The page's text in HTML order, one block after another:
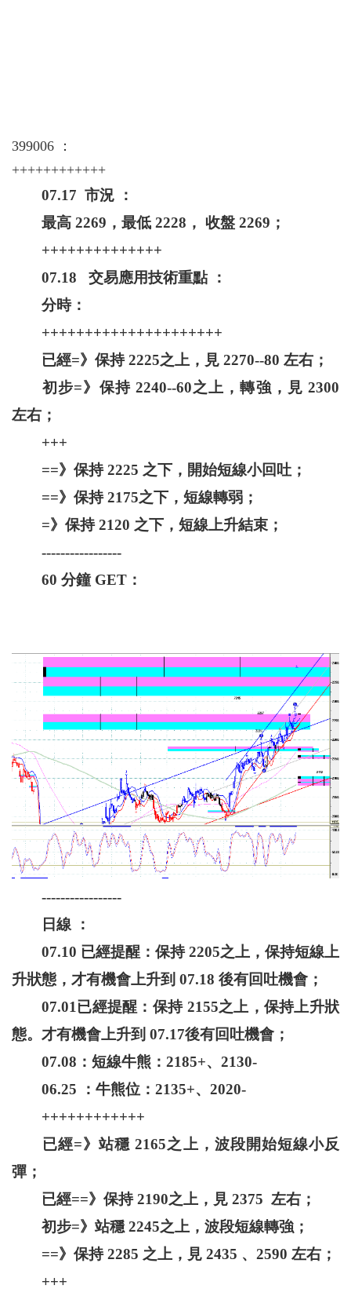
399006 ：
++++++++++++
07.17 市況 ：
最高 2269，最低 2228， 收盤 2269；
++++++++++++++
07.18 交易應用技術重點 ：
分時：
+++++++++++++++++++++
已經=》保持 2225之上，見 2270--80 左右；
初步=》保持 2240--60之上，轉強，見 2300
左右；
+++
==》保持 2225 之下，開始短線小回吐；
==》保持 2175之下，短線轉弱；
=》保持 2120 之下，短線上升結束；
-----------------
60 分鐘 GET：
-----------------
日線 ：
07.10 已經提醒：保持 2205之上，保持短線上
升狀態，才有機會上升到 07.18 後有回吐機會；
07.01已經提醒：保持 2155之上，保持上升狀
態。才有機會上升到 07.17後有回吐機會；
07.08：短線牛熊：2185+、2130-
06.25 ：牛熊位：2135+、2020-
++++++++++++
已經=》站穩 2165之上，波段開始短線小反
彈；
已經==》保持 2190之上，見 2375 左右；
初步=》站穩 2245之上，波段短線轉強；
==》保持 2285 之上，見 2435 、2590 左右；
+++